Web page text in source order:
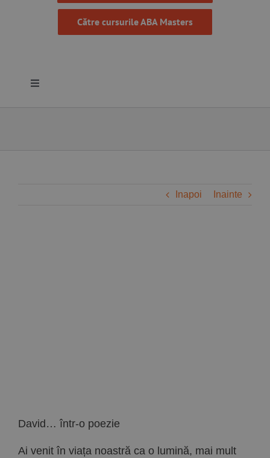
Către cursurile ABA Masters
Toggle
Inapoi Inainte
David… într-o poezie
Ai venit în viața noastră ca o lumină, mai mult